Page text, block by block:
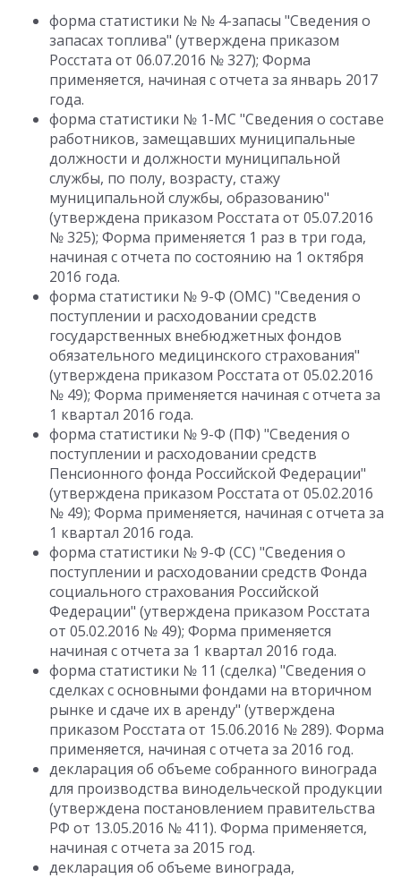
форма статистики № № 4-запасы "Сведения о
запасах топлива" (утверждена приказом
Росстата от 06.07.2016 № 327); Форма
применяется, начиная с отчета за январь 2017
года.
форма статистики № 1-МС "Сведения о составе
работников, замещавших муниципальные
должности и должности муниципальной
службы, по полу, возрасту, стажу
муниципальной службы, образованию"
(утверждена приказом Росстата от 05.07.2016
№ 325); Форма применяется 1 раз в три года,
начиная с отчета по состоянию на 1 октября
2016 года.
форма статистики № 9-Ф (ОМС) "Сведения о
поступлении и расходовании средств
государственных внебюджетных фондов
обязательного медицинского страхования"
(утверждена приказом Росстата от 05.02.2016
№ 49); Форма применяется начиная с отчета за
1 квартал 2016 года.
форма статистики № 9-Ф (ПФ) "Сведения о
поступлении и расходовании средств
Пенсионного фонда Российской Федерации"
(утверждена приказом Росстата от 05.02.2016
№ 49); Форма применяется, начиная с отчета за
1 квартал 2016 года.
форма статистики № 9-Ф (СС) "Сведения о
поступлении и расходовании средств Фонда
социального страхования Российской
Федерации" (утверждена приказом Росстата
от 05.02.2016 № 49); Форма применяется
начиная с отчета за 1 квартал 2016 года.
форма статистики № 11 (сделка) "Сведения о
сделках с основными фондами на вторичном
рынке и сдаче их в аренду" (утверждена
приказом Росстата от 15.06.2016 № 289). Форма
применяется, начиная с отчета за 2016 год.
декларация об объеме собранного винограда
для производства винодельческой продукции
(утверждена постановлением правительства
РФ от 13.05.2016 № 411). Форма применяется,
начиная с отчета за 2015 год.
декларация об объеме винограда,